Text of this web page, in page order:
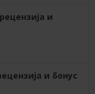
и
и бонус